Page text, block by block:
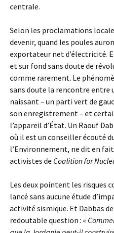
centrale.
Selon les proclamations
devenir, quand les poules
exportateur net d’électricité.
et sur fond sans doute de
comme rarement. Le
sans doute la rencontre entre
naissant – un parti vert de
son enregistrement – et
l’appareil d’État. Un Raouf
où il est un conseiller écouté
l’Environnement, ne dit en
activistes de Coalition for
Les deux pointent les risques
lancé sans aucune étude
activité sismique. Et Dabbas
redoutable question : «